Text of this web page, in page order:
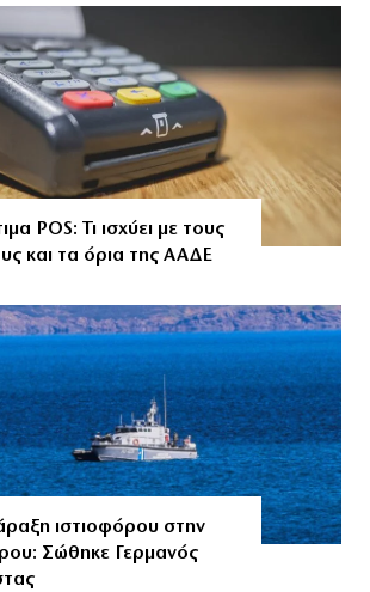
POS: Τι ισχύει με τους
και τα όρια της ΑΑΔΕ
ιστιοφόρου στην
Σώθηκε Γερμανός